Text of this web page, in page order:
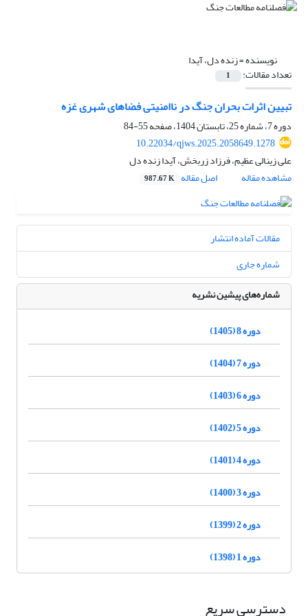
نویسنده =زنده دل، آیدا
تعداد مقالات: 1
تبیین اثرات بحران جنگ در ناامنیتی فضاهای شهری غزه
دوره 7، شماره 25، تابستان 1404، صفحه
55-84
10.22034/qjws.2025.2058649.1278
علی زینالی عظیم، فرزاد زربخش، آیدا زنده دل
مشاهده مقاله
اصل مقاله 987.67 K
مقالات آماده انتشار
شماره جاری
شماره‌های پیشین نشریه
دوره 8 (1405)
دوره 7 (1404)
دوره 6 (1403)
دوره 5 (1402)
دوره 4 (1401)
دوره 3 (1400)
دوره 2 (1399)
دوره 1 (1398)
دسترسی سریع